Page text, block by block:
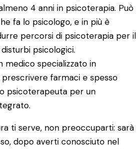
4 anni in psicoterapia. Può
fa lo psicologo, e in più è
percorsi di psicoterapia per il
psicologici.
medico specializzato in
prescrivere farmaci e spesso
psicoterapeuta per un
ti serve, non preoccuparti: sarà
dopo averti conosciuto nel